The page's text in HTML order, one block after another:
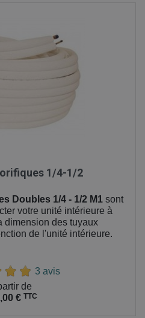
1/4-1/2
Doubles 1/4 - 1/2 M1 sont
votre unité intérieure à
dimension des tuyaux
de l'unité intérieure.
3 avis
de
€ TTC